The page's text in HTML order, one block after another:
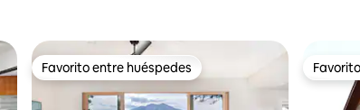
Favorito entre huéspedes
Favorito entre huéspedes